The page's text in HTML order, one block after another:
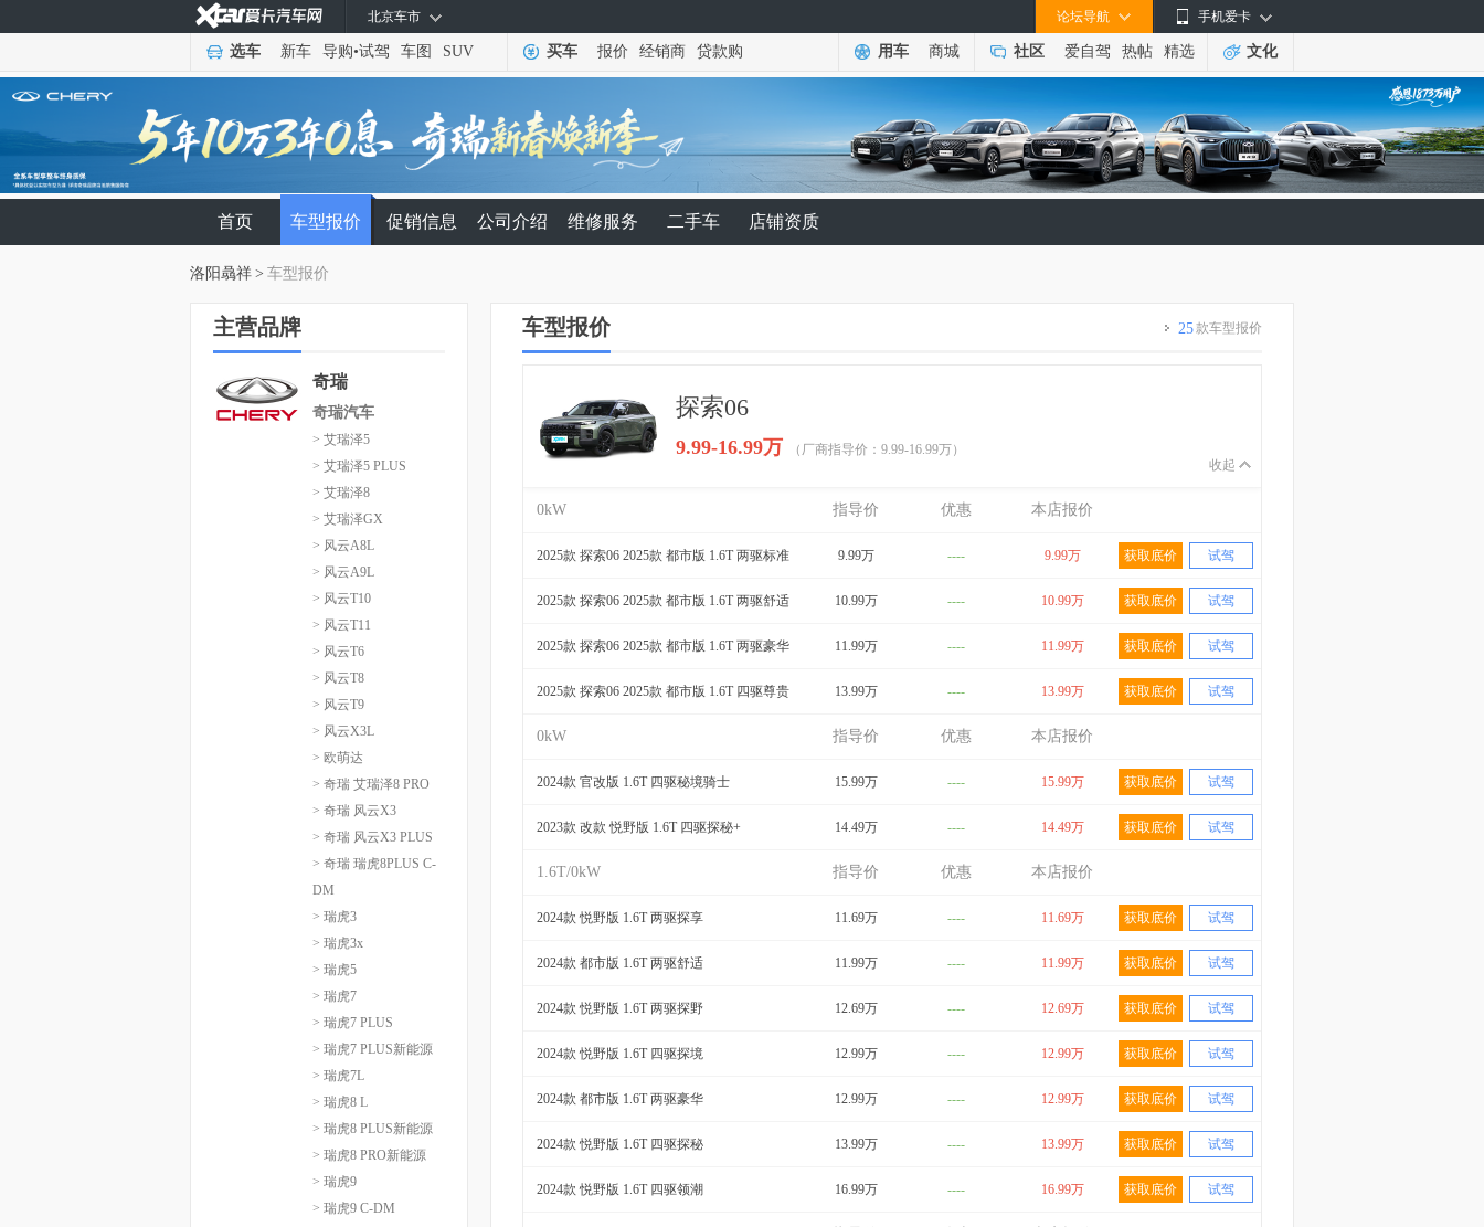
手机爱卡
论坛导航
北京车市
选车 新车 导购•试驾 车图 SUV 买车 报价 经销商 贷款购 用车 商城 社区 爱自驾 热帖 精选 文化
首页 车型报价 促销信息 公司介绍 维修服务 二手车 店铺资质
洛阳骉祥 > 车型报价
主营品牌
奇瑞
奇瑞汽车
> 艾瑞泽5
> 艾瑞泽5 PLUS
> 艾瑞泽8
> 艾瑞泽GX
> 风云A8L
> 风云A9L
> 风云T10
> 风云T11
> 风云T6
> 风云T8
> 风云T9
> 风云X3L
> 欧萌达
> 奇瑞 艾瑞泽8 PRO
> 奇瑞 风云X3
> 奇瑞 风云X3 PLUS
> 奇瑞 瑞虎8PLUS C-
DM
> 瑞虎3
> 瑞虎3x
> 瑞虎5
> 瑞虎7
> 瑞虎7 PLUS
> 瑞虎7 PLUS新能源
> 瑞虎7L
> 瑞虎8 L
> 瑞虎8 PLUS新能源
> 瑞虎8 PRO新能源
> 瑞虎9
> 瑞虎9 C-DM
车型报价 25款车型报价
探索06
9.99-16.99万
（厂商指导价：9.99-16.99万）
收起
0kW 指导价 优惠 本店报价
2025款 探索06 2025款 都市版 1.6T 两驱标准 9.99万 ---- 9.99万 获取底价 试驾
2025款 探索06 2025款 都市版 1.6T 两驱舒适 10.99万 ---- 10.99万 获取底价 试驾
2025款 探索06 2025款 都市版 1.6T 两驱豪华 11.99万 ---- 11.99万 获取底价 试驾
2025款 探索06 2025款 都市版 1.6T 四驱尊贵 13.99万 ---- 13.99万 获取底价 试驾
0kW 指导价 优惠 本店报价
2024款 官改版 1.6T 四驱秘境骑士 15.99万 ---- 15.99万 获取底价 试驾
2023款 改款 悦野版 1.6T 四驱探秘+ 14.49万 ---- 14.49万 获取底价 试驾
1.6T/0kW 指导价 优惠 本店报价
2024款 悦野版 1.6T 两驱探享 11.69万 ---- 11.69万 获取底价 试驾
2024款 都市版 1.6T 两驱舒适 11.99万 ---- 11.99万 获取底价 试驾
2024款 悦野版 1.6T 两驱探野 12.69万 ---- 12.69万 获取底价 试驾
2024款 悦野版 1.6T 四驱探境 12.99万 ---- 12.99万 获取底价 试驾
2024款 都市版 1.6T 两驱豪华 12.99万 ---- 12.99万 获取底价 试驾
2024款 悦野版 1.6T 四驱探秘 13.99万 ---- 13.99万 获取底价 试驾
2024款 悦野版 1.6T 四驱领潮 16.99万 ---- 16.99万 获取底价 试驾